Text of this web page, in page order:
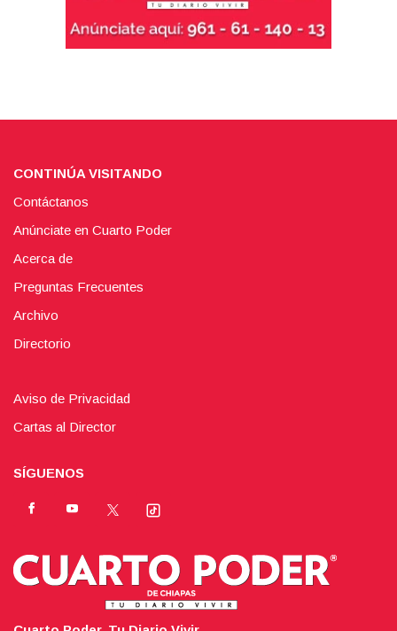
CONTINÚA VISITANDO
Contáctanos
Anúnciate en Cuarto Poder
Acerca de
Preguntas Frecuentes
Archivo
Directorio
Aviso de Privacidad
Cartas al Director
SÍGUENOS